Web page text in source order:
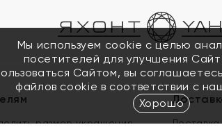
размер украшения
Мы используем cookie с целью
посетителей для улучшения
Сайтом, вы
файлов cookie в соответствии с
Хорошо